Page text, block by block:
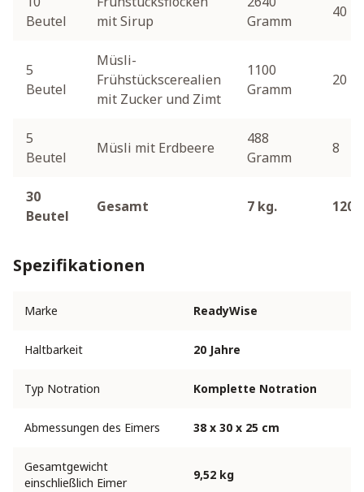
Beutel
mit Sirup
Gramm
40
5
Beutel
Müsli-
Frühstückscerealien
mit Zucker und Zimt
1100
Gramm
20
5
Beutel
Müsli mit Erdbeere
488
Gramm
8
30
Beutel
Gesamt 7 kg. 120
Spezifikationen
Marke ReadyWise
Haltbarkeit 20 Jahre
Typ Notration Komplette Notration
Abmessungen des Eimers 38 x 30 x 25 cm
Gesamtgewicht
einschließlich Eimer
9,52 kg